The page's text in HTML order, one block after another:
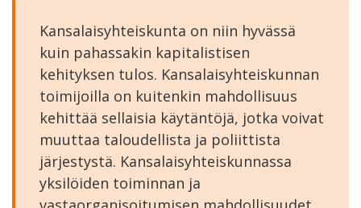
Kansalaisyhteiskunta on niin hyvässä
kuin pahassakin kapitalistisen
kehityksen tulos. Kansalaisyhteiskunnan
toimijoilla on kuitenkin mahdollisuus
kehittää sellaisia käytäntöjä, jotka voivat
muuttaa taloudellista ja poliittista
järjestystä. Kansalaisyhteiskunnassa
yksilöiden toiminnan ja